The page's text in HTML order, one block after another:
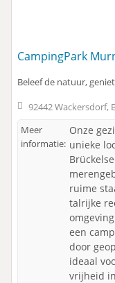
CampingPark
Beleef de natuur,
92442 Wackersdorf,
Meer
informatie:
Onze
unieke
ruime
talrijke
een
door
ideaal
vrijheid